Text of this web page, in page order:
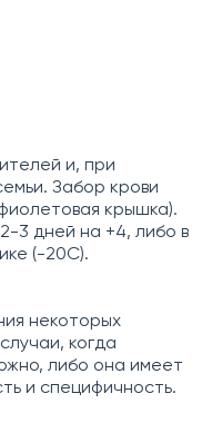
и, при
Забор крови
крышка).
3 дней на +4, либо в
(-20С).
некоторых
когда
либо она имеет
и специфичность.